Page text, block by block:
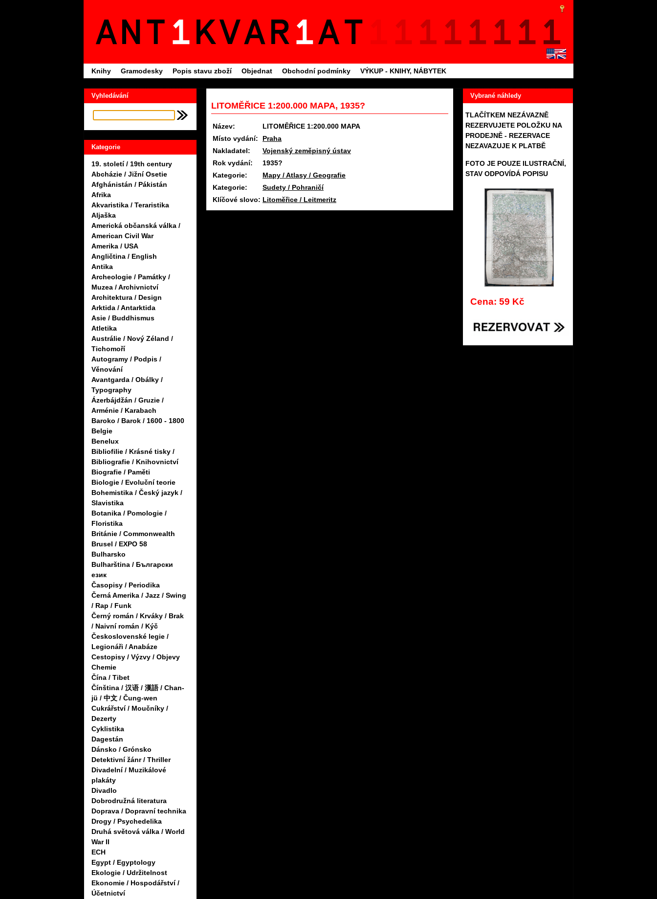
Knihy Gramodesky Popis stavu zboží Objednat Obchodní podmínky VÝKUP - KNIHY, NÁBYTEK
Vyhledávání
Kategorie
19. století / 19th century
Abcházie / Jižní Osetie
Afghánistán / Pákistán
Afrika
Akvaristika / Teraristika
Aljaška
Americká občanská válka /
American Civil War
Amerika / USA
Angličtina / English
Antika
Archeologie / Památky /
Muzea / Archivnictví
Architektura / Design
Arktida / Antarktida
Asie / Buddhismus
Atletika
Austrálie / Nový Zéland /
Tichomoří
Autogramy / Podpis /
Věnování
Avantgarda / Obálky /
Typography
Ázerbájdžán / Gruzie /
Arménie / Karabach
Baroko / Barok / 1600 - 1800
Belgie
Benelux
Bibliofilie / Krásné tisky /
Bibliografie / Knihovnictví
Biografie / Paměti
Biologie / Evoluční teorie
Bohemistika / Český jazyk /
Slavistika
Botanika / Pomologie /
Floristika
Británie / Commonwealth
Brusel / EXPO 58
Bulharsko
Bulharština / Български
език
Časopisy / Periodika
Černá Amerika / Jazz / Swing
/ Rap / Funk
Černý román / Krváky / Brak
/ Naivní román / Kýč
Československé legie /
Legionáři / Anabáze
Cestopisy / Výzvy / Objevy
Chemie
Čína / Tibet
Čínština / 汉语 / 漢語 / Chan-
jü / 中文 / Čung-wen
Cukrářství / Moučníky /
Dezerty
Cyklistika
Dagestán
Dánsko / Grónsko
Detektivní žánr / Thriller
Divadelní / Muzikálové
plakáty
Divadlo
Dobrodružná literatura
Doprava / Dopravní technika
Drogy / Psychedelika
Druhá světová válka / World
War II
ECH
Egypt / Egyptology
Ekologie / Udržitelnost
Ekonomie / Hospodářství /
Účetnictví
Vybrané náhledy
TLAČÍTKEM NEZÁVAZNĚ
REZERVUJETE POLOŽKU NA
PRODEJNĚ - REZERVACE
NEZAVAZUJE K PLATBĚ
FOTO JE POUZE ILUSTRAČNÍ,
STAV ODPOVÍDÁ POPISU
Cena: 59 Kč
LITOMĚŘICE 1:200.000 MAPA, 1935?
Název:
LITOMĚŘICE 1:200.000 MAPA
Místo vydání:
Praha
Nakladatel:
Vojenský zeměpisný ústav
Rok vydání:
1935?
Kategorie:
Mapy / Atlasy / Geografie
Kategorie:
Sudety / Pohraničí
Klíčové slovo: Litoměřice / Leitmeritz